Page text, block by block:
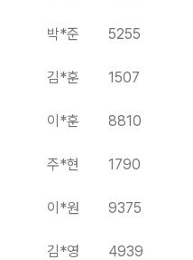
박*준 5255
김*훈 1507
이*훈 8810
주*현 1790
이*원 9375
김*영 4939